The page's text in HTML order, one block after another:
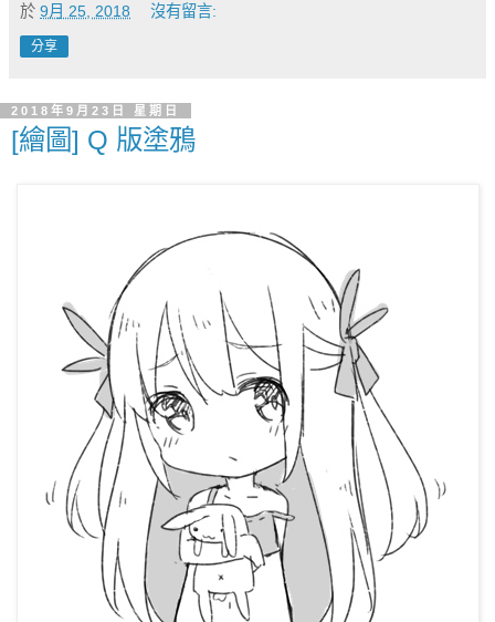
於 9月 25, 2018 沒有留言:
分享
2018年9月23日 星期日
[繪圖] Q 版塗鴉